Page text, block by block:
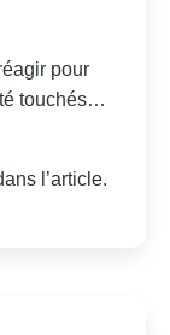
pour
touchés…
l’article.